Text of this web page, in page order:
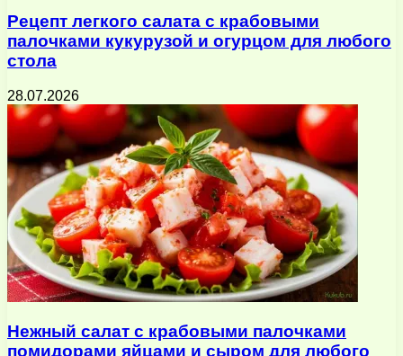
Рецепт легкого салата с крабовыми
палочками кукурузой и огурцом для любого
стола
28.07.2026
Нежный салат с крабовыми палочками
помидорами яйцами и сыром для любого